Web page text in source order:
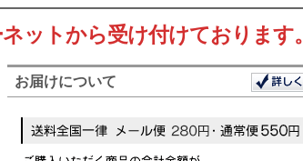
ットから受け付けております。
お届けについて